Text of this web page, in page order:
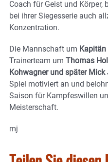
Coach für Geist und
bei ihrer Siegesserie auch
Konzentration.
Die Mannschaft um Kapitän
Trainerteam um Thomas
Kohwagner und später Mick
Spiel motiviert an und
Saison für Kampfeswillen
Meisterschaft.
mj